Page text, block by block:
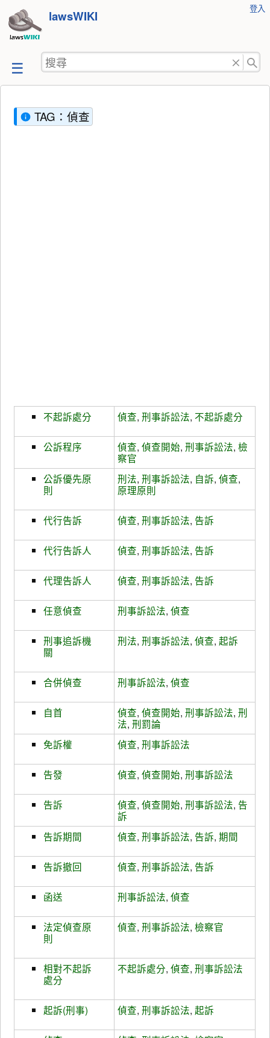
跳
至
容
lawsWIKI
工
登入
搜
尋
TAG：偵查
不起訴處分 偵查,刑事訴訟法,不起訴處分
公訴程序 偵查,偵查開始,刑事訴訟法,檢
察官
公訴優先原
則
刑法,刑事訴訟法, 自訴,偵查,
原理原則
代行告訴 偵查,刑事訴訟法, 告訴
代行告訴人 偵查,刑事訴訟法, 告訴
代理告訴人 偵查,刑事訴訟法, 告訴
任意偵查 刑事訴訟法,偵查
刑事追訴機
關
刑法,刑事訴訟法,偵查,起訴
合併偵查 刑事訴訟法,偵查
自首 偵查,偵查開始,刑事訴訟法,刑
法,刑罰論
免訴權
偵查,刑事訴訟法
告發 偵查,偵查開始,刑事訴訟法
告訴 偵查,偵查開始,刑事訴訟法, 告
訴
告訴期間
偵查,刑事訴訟法, 告訴,期間
告訴撤回 偵查,刑事訴訟法, 告訴
函送 刑事訴訟法,偵查
法定偵查原
則
偵查,刑事訴訟法,檢察官
相對不起訴
處分
不起訴處分,偵查,刑事訴訟法
起訴(刑事) 偵查,刑事訴訟法,起訴